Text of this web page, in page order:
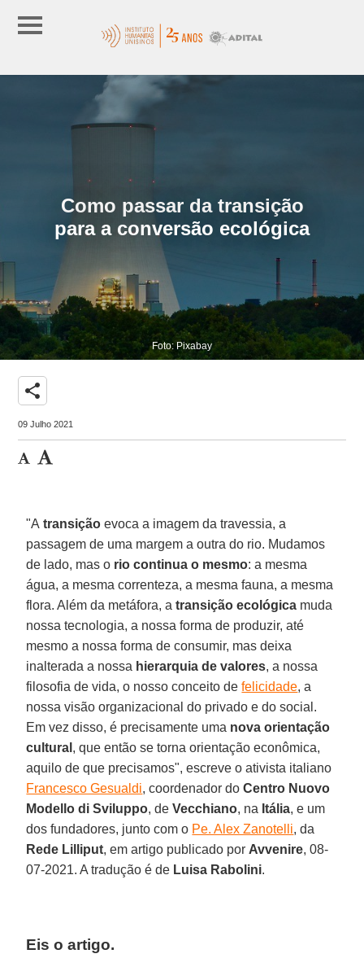
Como passar da transição
para a conversão ecológica
Foto: Pixabay
share
09 Julho 2021
"Atransição evoca a imagem da travessia, a
passagem de uma margem a outra do rio. Mudamos
de lado, mas o rio continua o mesmo: a mesma
água, a mesma correnteza, a mesma fauna, a mesma
flora. Além da metáfora, atransição ecológica muda
nossa tecnologia, a nossa forma de produzir, até
mesmo a nossa forma de consumir, mas deixa
inalterada a nossa hierarquia de valores, a nossa
filosofia de vida, o nosso conceito defelicidade, a
nossa visão organizacional do privado e do social.
Em vez disso, é precisamente uma nova orientação
cultural , que então se torna orientação econômica,
aquilo de que precisamos", escreve o ativista italiano
Francesco Gesualdi, coordenador doCentro Nuovo
Modello di Sviluppo, deVecchiano, na Itália, e um
dos fundadores, junto com o Pe. Alex Zanotelli, da
Rede Lilliput, em artigo publicado por Avvenire, 08-
07-2021. A tradução é de Luisa Rabolini.
Eis o artigo.